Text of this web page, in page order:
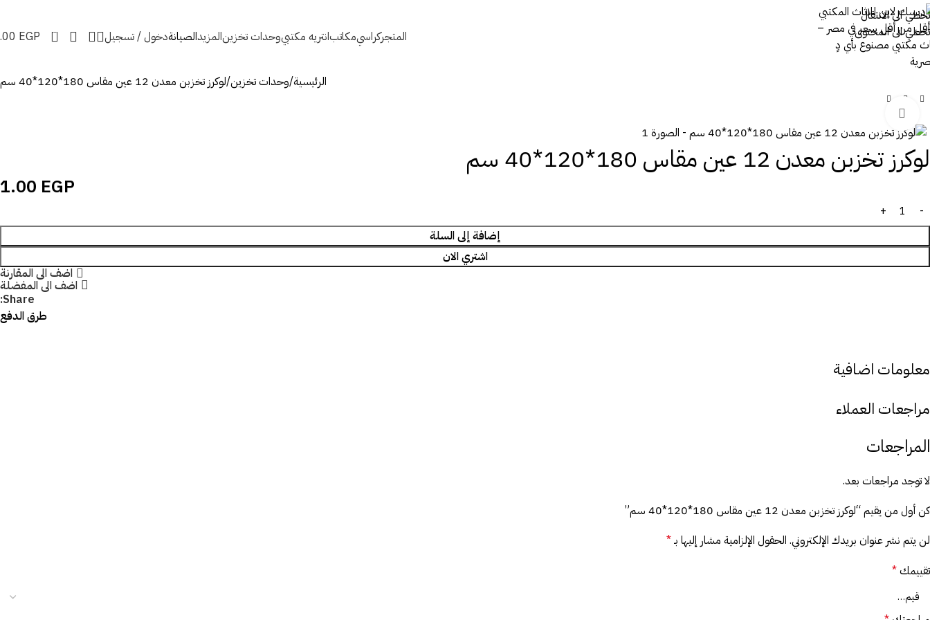
تخطي الى الانتقال
تخطي الى المحتوى
المتجركراسيمكاتبانتريه مكتبيوحدات تخزينالمزيدالصيانةدخول / تسجيل 0
EGP
الرئيسية وحدات تخزين لوكرز تخزبن معدن 12 عين مقاس 180*120*40 سم
لوكرز تخزبن معدن 12 عين مقاس 180*120*40 سم
1.00 EGP
إضافة إلى السلة
اشتري الان
اضف الى المقارنة
اضف الى المفضلة
Share:
طرق الدفع
معلومات اضافية
مراجعات العملاء
المراجعات
لا توجد مراجعات بعد.
كن أول من يقيم “لوكرز تخزبن معدن 12 عين مقاس 180*120*40 سم”
لن يتم نشر عنوان بريدك الإلكتروني. الحقول الإلزامية مشار إليها بـ*
تقييمك*